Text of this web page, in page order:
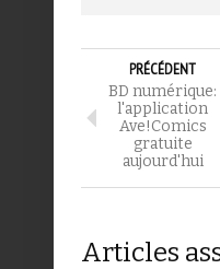
PRÉCÉDENT
BD numérique:
l'application
Ave!Comics
gratuite
aujourd'hui
Articles